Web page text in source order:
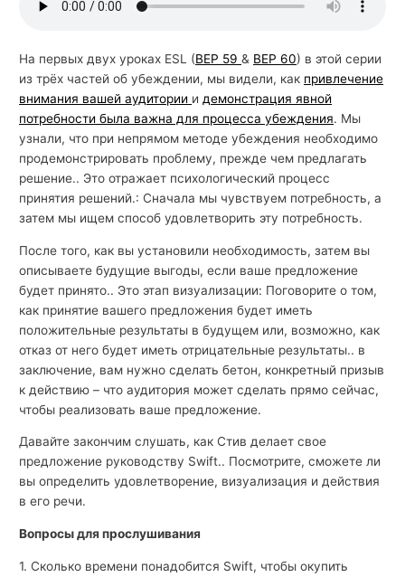
На первых двух уроках ESL (BEP 59& BEP 60) в этой серии
из трёх частей об убеждении, мы видели, как привлечение
внимания вашей аудитории и демонстрация явной
потребности была важна для процесса убеждения. Мы
узнали, что при непрямом методе убеждения необходимо
продемонстрировать проблему, прежде чем предлагать
решение.. Это отражает психологический процесс
принятия решений.: Сначала мы чувствуем потребность, а
затем мы ищем способ удовлетворить эту потребность.
После того, как вы установили необходимость, затем вы
описываете будущие выгоды, если ваше предложение
будет принято.. Это этап визуализации: Поговорите о том,
как принятие вашего предложения будет иметь
положительные результаты в будущем или, возможно, как
отказ от него будет иметь отрицательные результаты.. в
заключение, вам нужно сделать бетон, конкретный призыв
к действию – что аудитория может сделать прямо сейчас,
чтобы реализовать ваше предложение.
Давайте закончим слушать, как Стив делает свое
предложение руководству Swift.. Посмотрите, сможете ли
вы определить удовлетворение, визуализация и действия
в его речи.
Вопросы для прослушивания
1. Сколько времени понадобится Swift, чтобы окупить